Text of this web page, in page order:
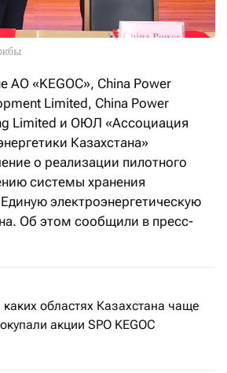
АО «KEGOC», China Power
Limited, China Power
Limited и ОЮЛ «Ассоциация
Казахстана»
о реализации пилотного
системы хранения
электроэнергетическую
Об этом сообщили в пресс-
каких областях Казахстана чаще
акции SPO KEGOC